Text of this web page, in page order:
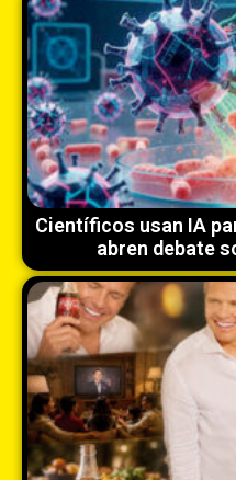
Científicos usan IA
abren debate